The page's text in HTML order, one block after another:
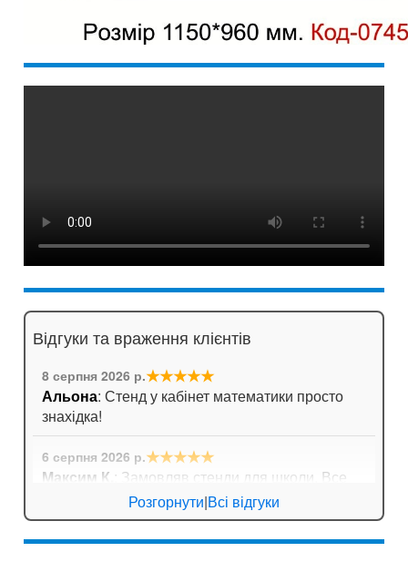
Відгуки та враження клієнтів
8 серпня 2026 р.★★★★★
Альона: Стенд у кабінет математики просто
знахідка!
6 серпня 2026 р.★★★★★
Максим К. : Замовляв стенди для школи. Все
приїхало дуже оперативно, навіть не довелося
довго чекати!
Розгорнути|Всі відгуки